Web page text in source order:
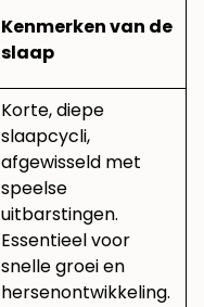
Kenmerken van de
slaap
Korte, diepe
slaapcycli,
afgewisseld met
speelse
uitbarstingen.
Essentieel voor
snelle groei en
hersenontwikkeling.